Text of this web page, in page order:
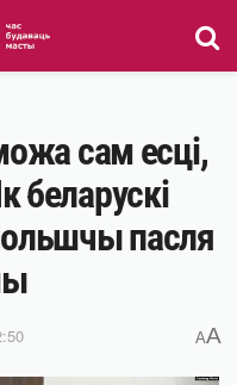
сам есці,
пасля
AA